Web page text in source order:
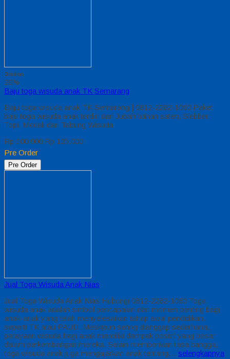
Diskon
20%
Baju toga wisuda anak TK Semarang
Baju toga wisuda anak TK Semarang | 0812-2282-1060 Paket
baju toga wisuda anak terdiri dari Jubah bahan saten, Slebber,
Topi, Medali dan Tabung Wisuda
Rp 100.000 Rp 125.000
Pre Order
Pre Order
Jual Toga Wisuda Anak Nias
Jual Toga Wisuda Anak Nias Hubungi 0812-2282-1060 Toga
wisuda anak adalah simbol pencapaian dan momen penting bagi
anak-anak yang telah menyelesaikan tahap awal pendidikan,
seperti TK atau PAUD. Meskipun sering dianggap sederhana,
perayaan wisuda bagi anak memiliki dampak positif yang besar
dalam perkembangan mereka. Selain memberikan rasa bangga,
toga wisuda anak juga mengajarkan anak tentang… selengkapnya